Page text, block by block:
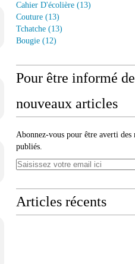
Cahier D'écolière (13)
Couture (13)
Tchatche (13)
Bougie (12)
Pour être informé
nouveaux articles
Abonnez-vous pour être averti des
publiés.
Articles récents